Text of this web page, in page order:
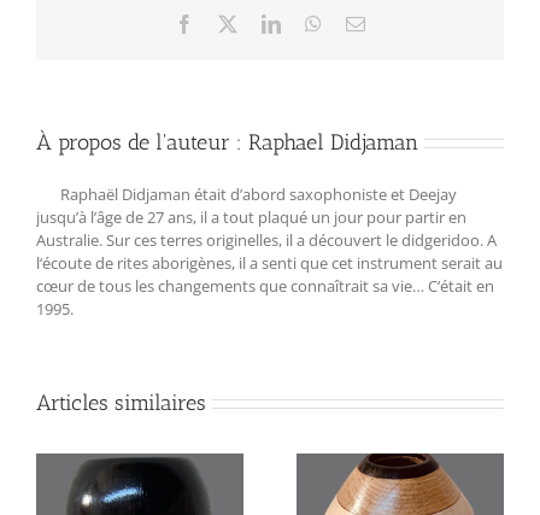
Facebook LinkedInWhatsApp
Email
À propos de l'auteur : Raphael Didjaman
Raphaël Didjaman était d’abord saxophoniste et Deejay
jusqu’à l’âge de 27 ans, il a tout plaqué un jour pour partir en
Australie. Sur ces terres originelles, il a découvert le didgeridoo. A
l‘écoute de rites aborigènes, il a senti que cet instrument serait au
cœur de tous les changements que connaîtrait sa vie… C‘était en
1995.
Articles similaires